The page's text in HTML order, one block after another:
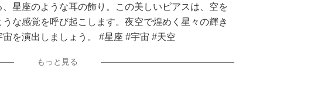
星座のような耳の飾り。この美しいピアスは、空を
な感覚を呼び起こします。夜空で煌めく星々の輝き
を演出しましょう。 #星座 #宇宙 #天空
もっと見る